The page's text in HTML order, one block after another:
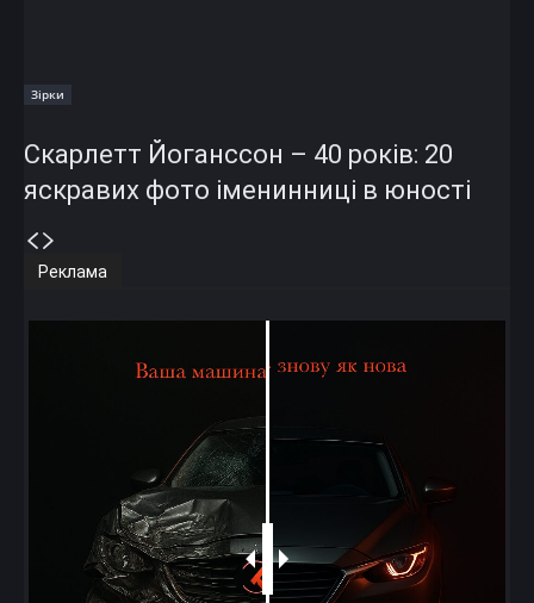
Зірки
Скарлетт Йоганссон – 40 років: 20
яскравих фото іменинниці в юності
Реклама